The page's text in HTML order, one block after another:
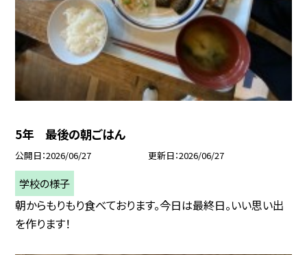
5年 最後の朝ごはん
公開日 2026/06/27 更新日 2026/06/27
学校の様子
朝からもりもり食べております。今日は最終日。いい思い出
を作ります！